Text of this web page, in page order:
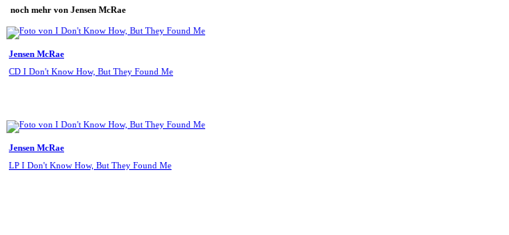
noch mehr von Jensen McRae
Jensen McRae
CD I Don't Know How, But They Found Me
Jensen McRae
LP I Don't Know How, But They Found Me